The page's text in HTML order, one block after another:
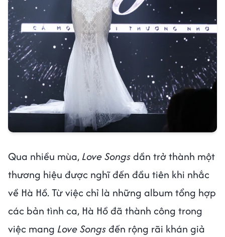
Qua nhiều mùa, Love Songsdần trở thành một
thương hiệu được nghĩ đến đầu tiên khi nhắc
về Hà Hồ. Từ việc chỉ là những album tổng hợp
các bản tình ca, Hà Hồ đã thành công trong
việc mang Love Songsđến rộng rãi khán giả